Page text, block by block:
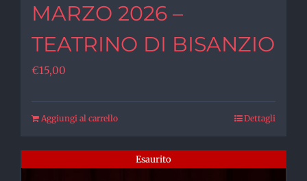
MARZO 2026 –
TEATRINO DI BISANZIO
€15,00
Aggiungi al carrello Dettagli
Esaurito